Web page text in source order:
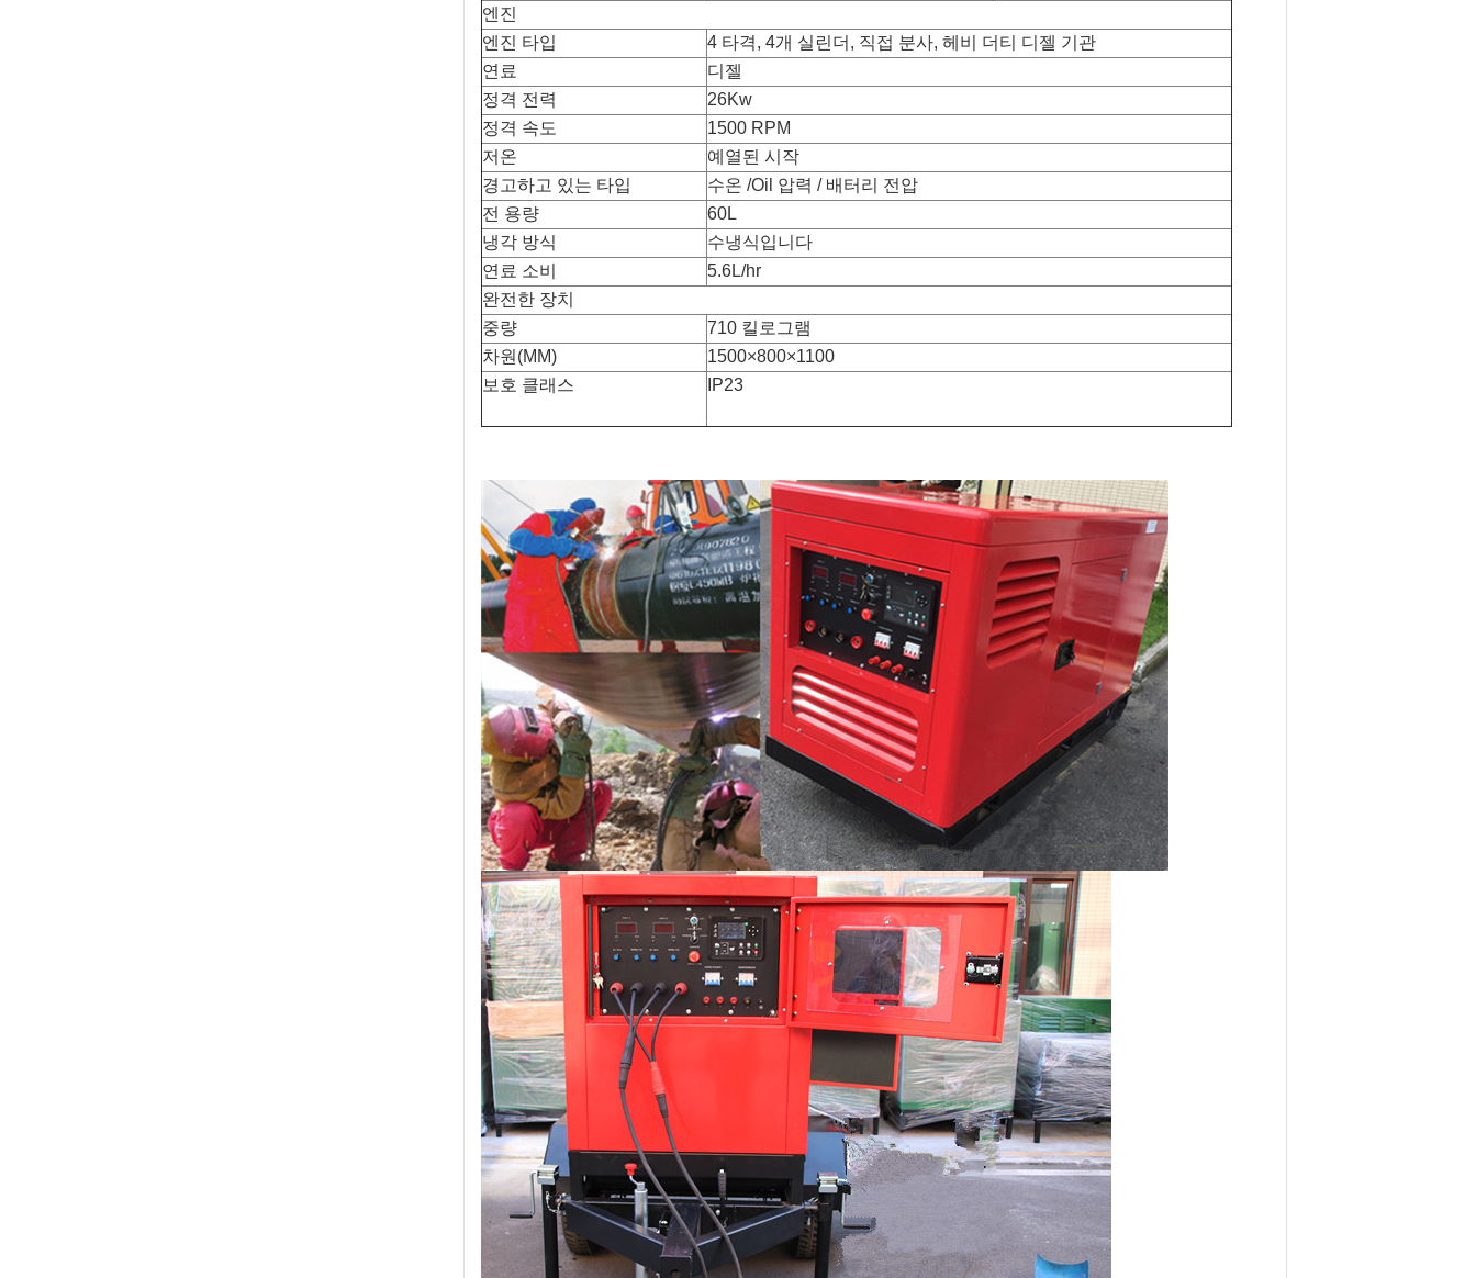
엔진
엔진 타입
4 타격, 4개 실린더, 직접 분사, 헤비 더티 디젤 기관
연료
디젤
정격 전력
26Kw
정격 속도
1500 RPM
저온
예열된 시작
경고하고 있는 타입
수온 /Oil 압력 / 배터리 전압
전 용량
60L
냉각 방식
수냉식입니다
연료 소비
5.6L/hr
완전한 장치
중량
710 킬로그램
차원(MM)
1500×800×1100
보호 클래스
IP23